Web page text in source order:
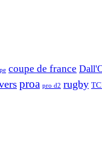
coupe de france
proa pro d2 rugby